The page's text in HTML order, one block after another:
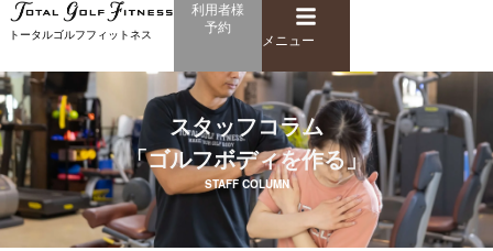
容
ス
キ
ッ
プ
トータルゴルフフィットネス
メ
ニ
ュ
ー
メニュー
利用者様
予約
スタッフコラム
「ゴルフボディを作る」
STAFF COLUMN